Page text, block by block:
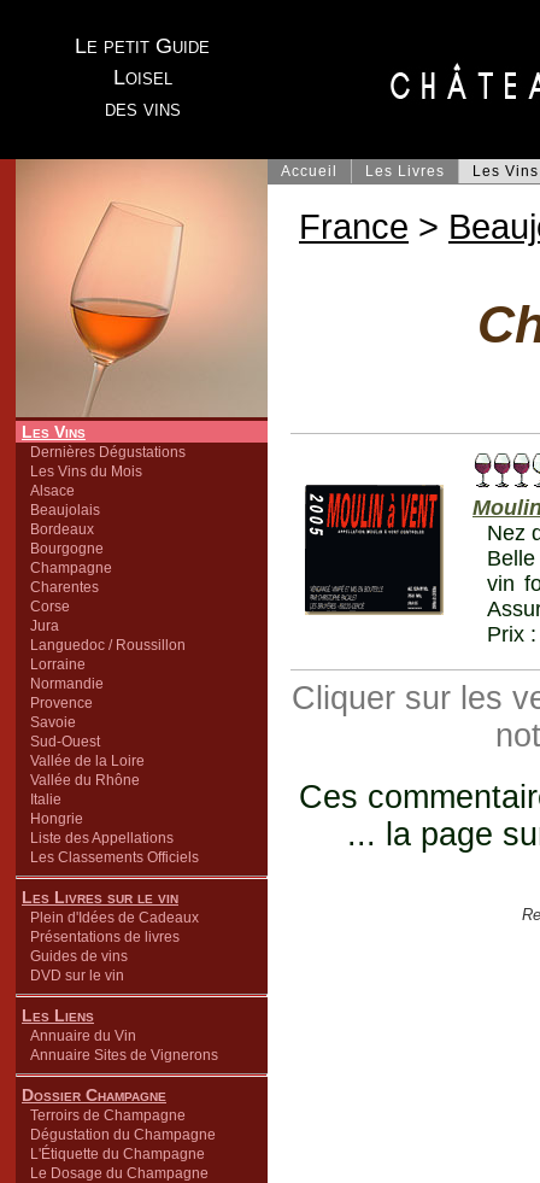
Le petit Guide
Loisel
des vins
Les Vins
Dernières Dégustations
Les Vins du Mois
Alsace
Beaujolais
Bordeaux
Bourgogne
Champagne
Charentes
Corse
Jura
Languedoc / Roussillon
Lorraine
Normandie
Provence
Savoie
Sud-Ouest
Vallée de la Loire
Vallée du Rhône
Italie
Hongrie
Liste des Appellations
Les Classements Officiels
Les Livres sur le vin
Plein d'Idées de Cadeaux
Présentations de livres
Guides de vins
DVD sur le vin
Les Liens
Annuaire du Vin
Annuaire Sites de Vignerons
Dossier Champagne
Terroirs de Champagne
Dégustation du Champagne
L'Étiquette du Champagne
Le Dosage du Champagne
Accueil Les Livres Les Vins
France >
Nez
vin
Prix
Cliquer sur les
Ces
... la page